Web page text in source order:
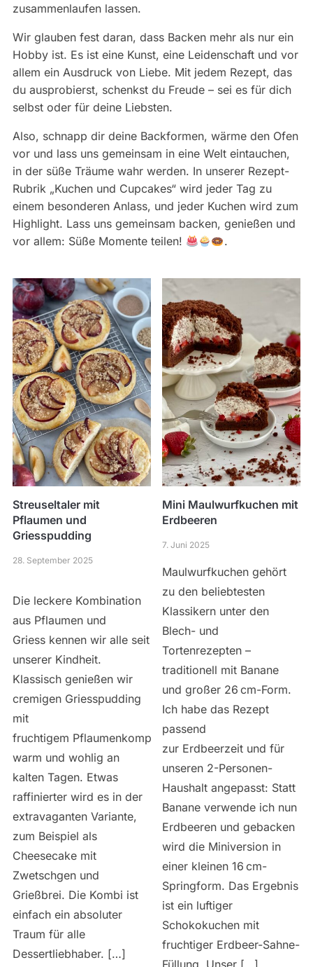
zusammenlaufen lassen.
Wir glauben fest daran, dass Backen mehr als nur ein
Hobby ist. Es ist eine Kunst, eine Leidenschaft und vor
allem ein Ausdruck von Liebe. Mit jedem Rezept, das
du ausprobierst, schenkst du Freude – sei es für dich
selbst oder für deine Liebsten.
Also, schnapp dir deine Backformen, wärme den Ofen
vor und lass uns gemeinsam in eine Welt eintauchen,
in der süße Träume wahr werden. In unserer Rezept-
Rubrik „Kuchen und Cupcakes“ wird jeder Tag zu
einem besonderen Anlass, und jeder Kuchen wird zum
Highlight. Lass uns gemeinsam backen, genießen und
vor allem: Süße Momente teilen!
.
Streuseltaler mit
Pflaumen und
Griesspudding
28. September 2025
Die leckere Kombination
aus Pflaumen und
Griess kennen wir alle seit
unserer Kindheit.
Klassisch genießen wir
cremigen Griesspudding
mit
fruchtigem Pflaumenkompott,
warm und wohlig an
kalten Tagen. Etwas
raffinierter wird es in der
extravaganten Variante,
zum Beispiel als
Cheesecake mit
Zwetschgen und
Grießbrei. Die Kombi ist
einfach ein absoluter
Traum für alle
Dessertliebhaber. […]
Mini Maulwurfkuchen mit
Erdbeeren
7. Juni 2025
Maulwurfkuchen gehört
zu den beliebtesten
Klassikern unter den
Blech- und
Tortenrezepten –
traditionell mit Banane
und großer 26 cm-Form.
Ich habe das Rezept
passend
zur Erdbeerzeit und für
unseren 2-Personen-
Haushalt angepasst: Statt
Banane verwende ich nun
Erdbeeren und gebacken
wird die Miniversion in
einer kleinen 16 cm-
Springform. Das Ergebnis
ist ein luftiger
Schokokuchen mit
fruchtiger Erdbeer-Sahne-
Füllung. Unser […]